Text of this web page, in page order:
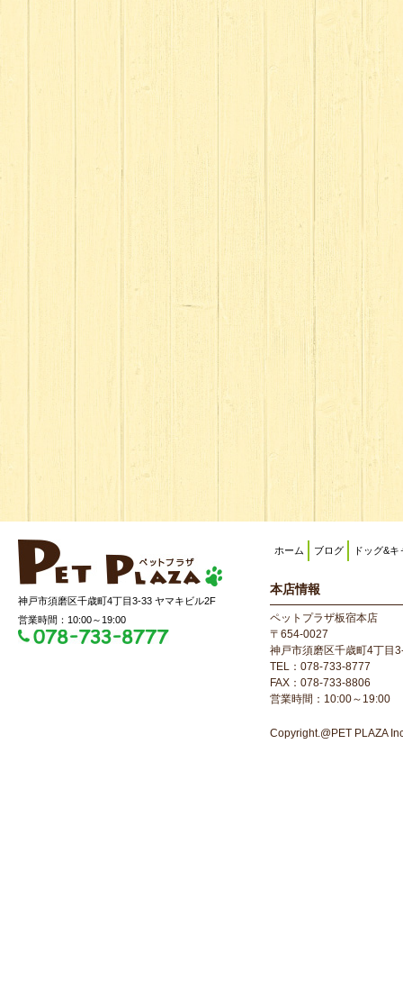
神戸市須磨区千歳町4丁目3-33 ヤマキビル2F
営業時間：10:00～19:00
ホーム ブログ ドッグ&キ
本店情報
ペットプラザ板宿本店
〒654-0027
神戸市須磨区千歳町4丁目
TEL：078-733-8777
FAX：078-733-8806
営業時間：10:00～19:00
Copyright.@PET PLAZA